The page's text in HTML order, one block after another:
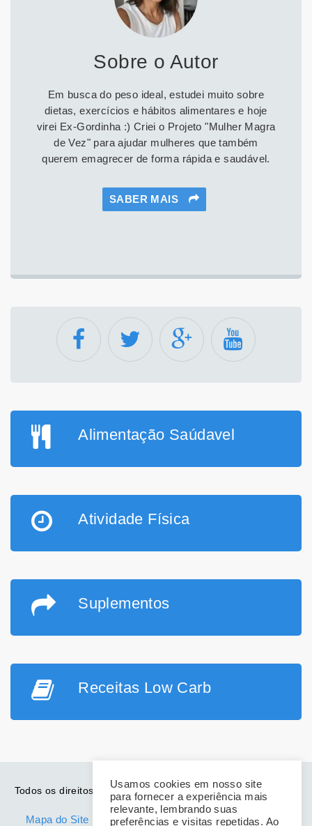
Sobre o Autor
Em busca do peso ideal, estudei muito sobre
dietas, exercícios e hábitos alimentares e hoje
virei Ex-Gordinha :) Criei o Projeto "Mulher Magra
de Vez" para ajudar mulheres que também
querem emagrecer de forma rápida e saudável.
SABER MAIS
Alimentação Saúdavel
Atividade Física
Suplementos
Receitas Low Carb
Todos os direitos reservados. Desde 2014. Mulher Magra de
Vez
Mapa do Site Politica de Privacidade -Aviso Legal
Usamos cookies em nosso site
para fornecer a experiência mais
relevante, lembrando suas
preferências e visitas repetidas. Ao